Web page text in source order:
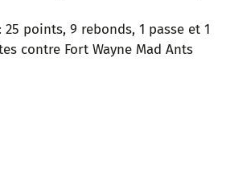
points, 9 rebonds, 1 passe et 1
contre Fort Wayne Mad Ants